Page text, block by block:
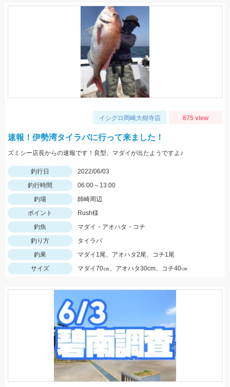
イシグロ岡崎大樹寺店 875 view
速報！伊勢湾タイラバに行って来ました！
ズミシー店長からの速報です！良型、マダイが出たようですよ♪
釣行日
2022/06/03
釣行時間
06:00～13:00
釣場
師崎周辺
ポイント
Rush様
釣魚
マダイ・アオハタ・コチ
釣り方
タイラバ
釣果
マダイ1尾、アオハタ2尾、コチ1尾
サイズ
マダイ70㎝、アオハタ30cm、コチ40㎝